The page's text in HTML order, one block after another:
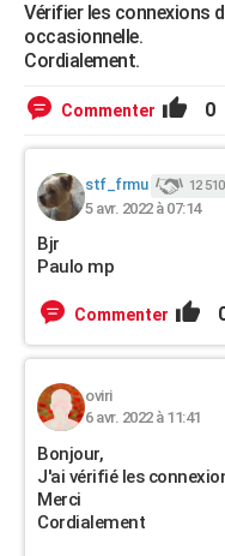
Vérifier les connexions
occasionnelle.
Cordialement.
Commenter 0
stf_frmu 12 510
5 avr. 2022 à 07:14
Bjr
Paulo mp
Commenter
oviri
6 avr. 2022 à 11:41
Bonjour,
J'ai vérifié les
Merci
Cordialement